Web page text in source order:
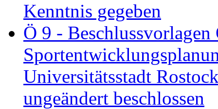
Kenntnis gegeben
Ö 9 - Beschlussvorlagen
Universitätsstadt
ungeändert beschlossen